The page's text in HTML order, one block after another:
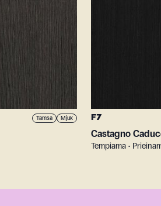
Tamsa Mjuk F7
Castagno
Tempiama •